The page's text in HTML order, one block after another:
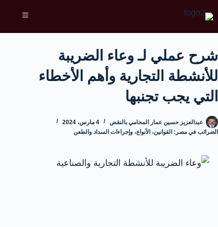
شرح عملي لـ وعاء الضريبة
للأنشطة التجارية وأهم الأخطاء
التي يجب تجنبها
عبدالعزيز حسين عمار المحامي بالنقض
4 مارس، 2024
الضرائب في مصر: القوانين، الأنواع، وإجراءات السداد والطعن